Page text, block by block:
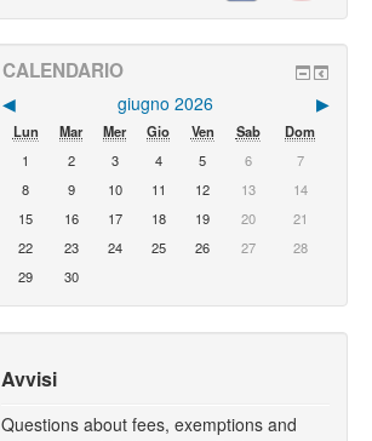
CALENDARIO
◀︎ giugno 2026 ▶︎
Lun Mar Mer Gio Ven Sab
Dom
1
2 3 4 5 6
7
8
9 10 11 12 13
14
15
16 17 18 19 20
21
22
23 24 25 26 27
28
29
30
Avvisi
Questions about fees, exemptions and